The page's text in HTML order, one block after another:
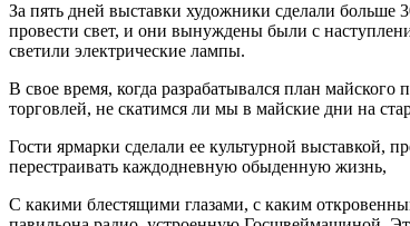
За пять дней выставки художники сделали больше
провести свет, и они вынуждены были с
светили электрические лампы.
В свое время, когда разрабатывался план
торговлей, не скатимся ли мы в майские дни на
Гости ярмарки сделали ее культурной выставкой,
перестраивать каждодневную обыденную жизнь,
С какими блестящими глазами, с каким